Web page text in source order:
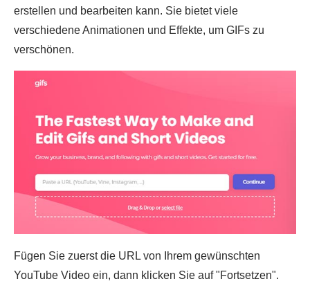
erstellen und bearbeiten kann. Sie bietet viele
verschiedene Animationen und Effekte, um GIFs zu
verschönen.
Fügen Sie zuerst die URL von Ihrem gewünschten
YouTube Video ein, dann klicken Sie auf "Fortsetzen".